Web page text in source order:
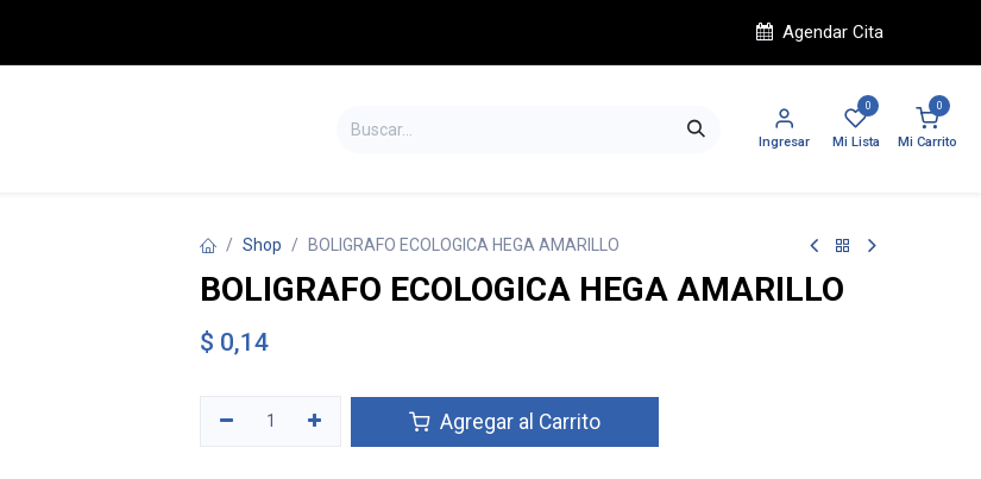
Agendar Cita
Ingresar
0
Mi Lista
0
Mi Carrito
Shop BOLIGRAFO ECOLOGICA HEGA AMARILLO
BOLIGRAFO ECOLOGICA HEGA AMARILLO
$ 0,14
Agregar al Carrito